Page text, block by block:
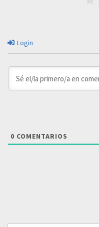
Login
0 COMENTARIOS